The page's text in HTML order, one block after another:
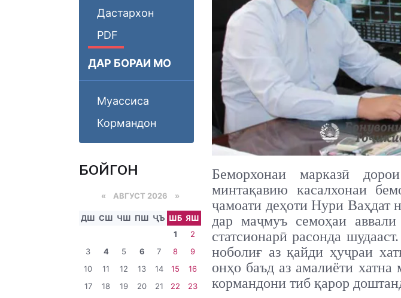
Дастархон
PDF
ДАР БОРАИ МО
Муассиса
Кормандон
БОЙГОНӢ
« АВГУСТ 2026 »
ДШ СШ ЧШ ПШ ҶЪ ШБ ЯШ
1
2
3
4 5 6 7 8
9
10
11 12 13 14 15
16
17
18 19 20 21 22
23
Беморхонаи марказӣ
минтақавию касалхонаи
ҷамоати деҳоти Нури Ваҳдат
дар маҷмуъ семоҳаи
статсионарӣ расонда
ноболиғ аз қайди ҳуҷраи
онҳо баъд аз амалиёти хатна
кормандони тиб қарор